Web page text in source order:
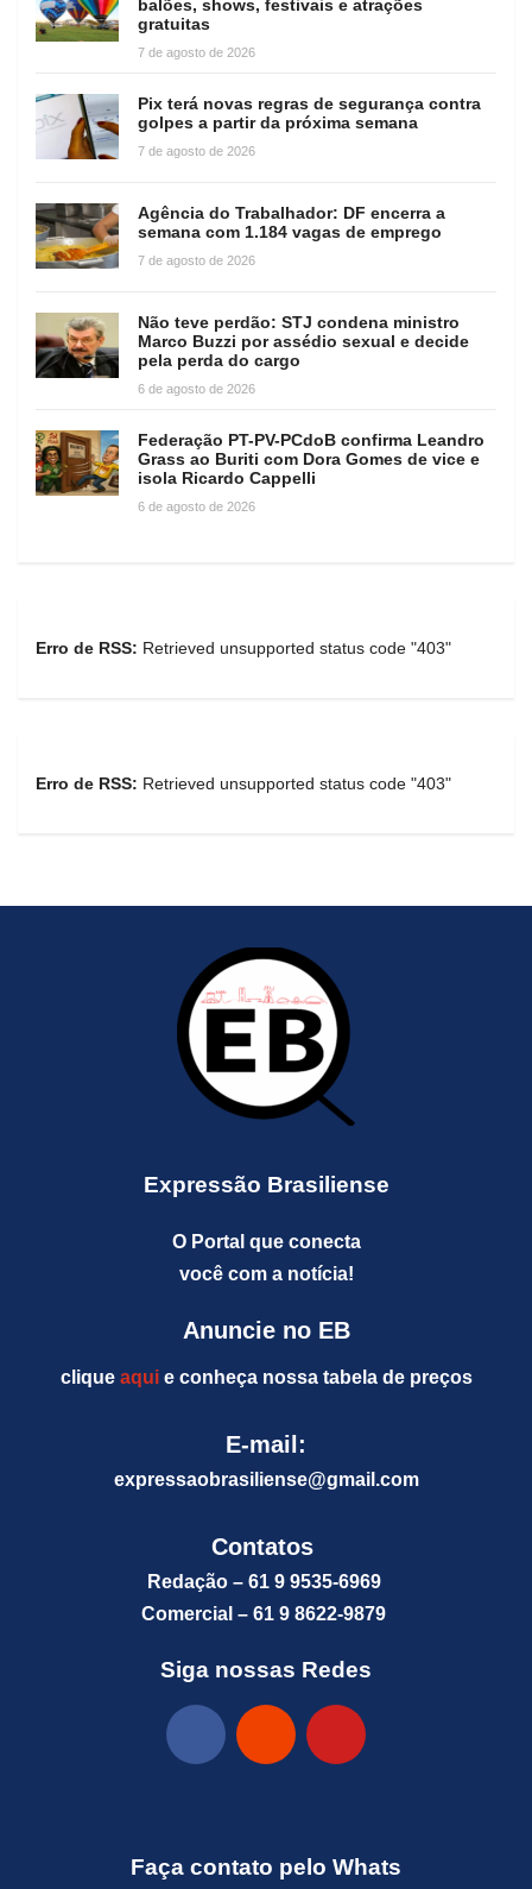
balões, shows, festivais e atrações
gratuitas
7 de agosto de 2026
Pix terá novas regras de segurança contra
golpes a partir da próxima semana
7 de agosto de 2026
Agência do Trabalhador: DF encerra a
semana com 1.184 vagas de emprego
7 de agosto de 2026
Não teve perdão: STJ condena ministro
Marco Buzzi por assédio sexual e decide
pela perda do cargo
6 de agosto de 2026
Federação PT-PV-PCdoB confirma Leandro
Grass ao Buriti com Dora Gomes de vice e
isola Ricardo Cappelli
6 de agosto de 2026
Erro de RSS: Retrieved unsupported status code "403"
Erro de RSS: Retrieved unsupported status code "403"
Expressão Brasiliense
O Portal que conecta
você com a notícia!
Anuncie no EB
clique aquie conheça nossa tabela de preços
E-mail:
expressaobrasiliense@gmail.com
Contatos
Redação – 61 9 9535-6969
Comercial – 61 9 8622-9879
Siga nossas Redes
Faça contato pelo Whats